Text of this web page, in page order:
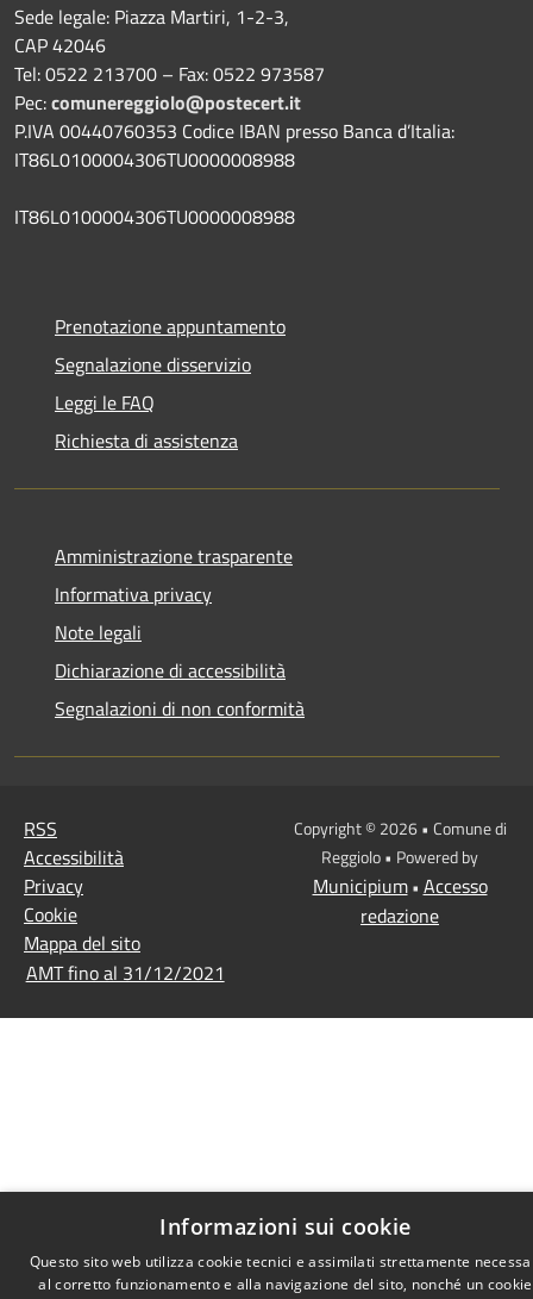
Sede legale: Piazza Martiri, 1-2-3,
CAP 42046
Tel: 0522 213700 – Fax: 0522 973587
Pec:comunereggiolo@postecert.it
P.IVA 00440760353 Codice IBAN presso Banca d’Italia:
IT86L0100004306TU0000008988
IT86L0100004306TU0000008988
Prenotazione appuntamento
Segnalazione disservizio
Leggi le FAQ
Richiesta di assistenza
Amministrazione trasparente
Informativa privacy
Note legali
Dichiarazione di accessibilità
Segnalazioni di non conformità
RSS
Accessibilità
Privacy
Cookie
Mappa del sito
AMT fino al 31/12/2021
Copyright © 2026 • Comune di
Reggiolo • Powered by
Municipium• Accesso
redazione
Informazioni sui cookie
Questo sito web utilizza cookie tecnici e assimilati strettamente
al corretto funzionamento e alla navigazione del sito, nonché un cookie